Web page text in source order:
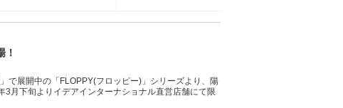
！
で展開中の「FLOPPY(フロッピー)」シリーズより、陽
月下旬よりイデアインターナショナル直営店舗にて限